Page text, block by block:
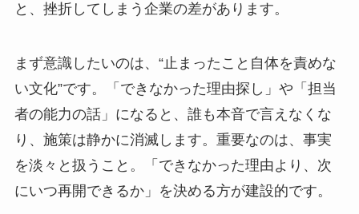
と、挫折してしまう企業の差があります。
まず意識したいのは、“止まったこと自体を責めな
い文化”です。「できなかった理由探し」や「担当
者の能力の話」になると、誰も本音で言えなくな
り、施策は静かに消滅します。重要なのは、事実
を淡々と扱うこと。「できなかった理由より、次
にいつ再開できるか」を決める方が建設的です。